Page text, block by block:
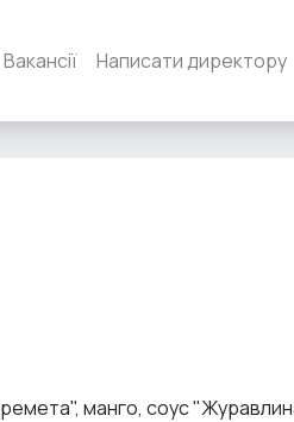
Вакансії Написати директору
манго, соус